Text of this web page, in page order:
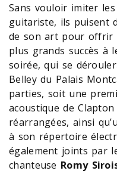
Sans vouloir imiter
guitariste, ils puisent
de son art pour offrir
plus grands succès à
soirée, qui se
Belley du Palais
parties, soit une
acoustique de
réarrangées, ainsi
à son répertoire
également joints par
chanteuse Romy